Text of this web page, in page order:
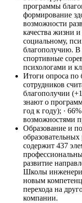
программы
формирование
возможности
качества жизни
социальному,
благополучию. В
спортивные
психологами и
Итоги опроса по
сотрудников
благополучии
знают о
год к году); ·
возможностями
Образование и
содержит 437
развитие
Школы
новым
перехода на
компании.